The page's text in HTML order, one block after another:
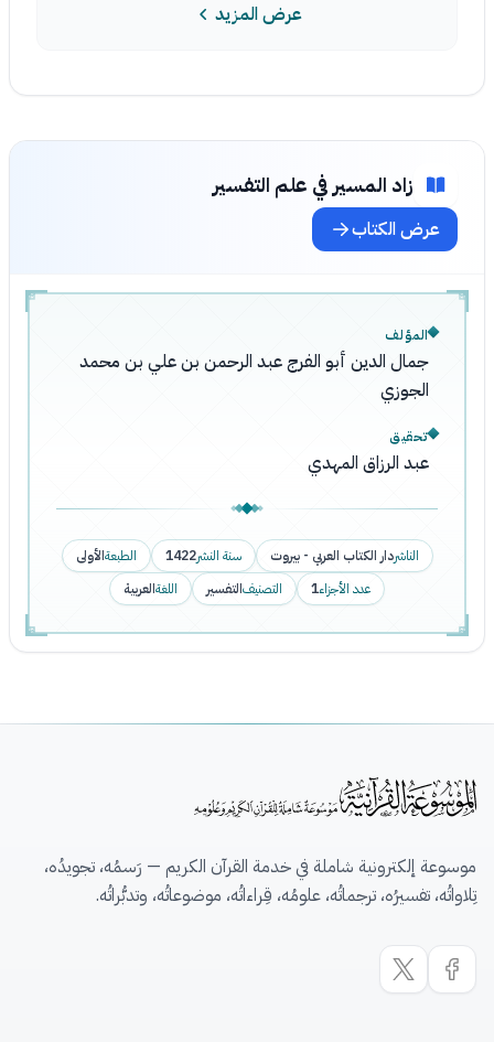
عرض المزيد
زاد المسير في علم التفسير
عرض الكتاب
المؤلف
جمال الدين أبو الفرج عبد الرحمن بن علي بن محمد
الجوزي
تحقيق
عبد الرزاق المهدي
الناشردار الكتاب العربي - بيروت سنة النشر1422 الطبعةالأولى
عدد الأجزاء1 التصنيفالتفسير اللغةالعربية
موسوعة إلكترونية شاملة في خدمة القرآن الكريم — رَسمُه، تجويدُه،
تِلاواتُه، تفسيرُه، ترجماتُه، علومُه، قِراءاتُه، موضوعاتُه، وتدبُّراتُه.